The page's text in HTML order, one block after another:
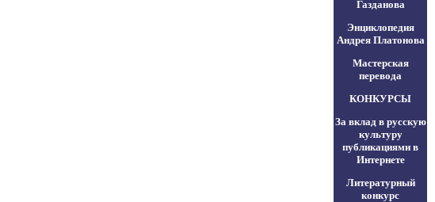
Газданова
Энциклопедия
Андрея Платонова
Мастерская
перевода
КОНКУРСЫ
За вклад в русскую
культуру
публикациями в
Интернете
Литературный
конкурс